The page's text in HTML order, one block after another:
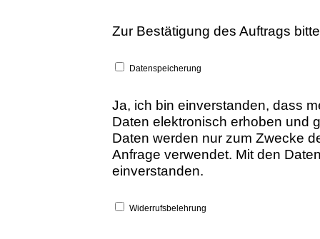
Zur Bestätigung des Auftrags
Datenspeicherung
Ja, ich bin einverstanden, dass
Daten elektronisch erhoben und
Daten werden nur zum Zwecke
Anfrage verwendet. Mit den
einverstanden.
Widerrufsbelehrung